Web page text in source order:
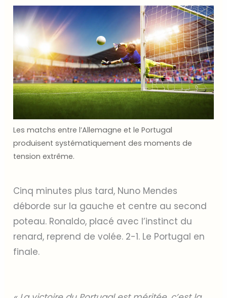
Les matchs entre l’Allemagne et le Portugal
produisent systématiquement des moments de
tension extrême.
Cinq minutes plus tard, Nuno Mendes
déborde sur la gauche et centre au second
poteau. Ronaldo, placé avec l’instinct du
renard, reprend de volée. 2-1. Le Portugal en
finale.